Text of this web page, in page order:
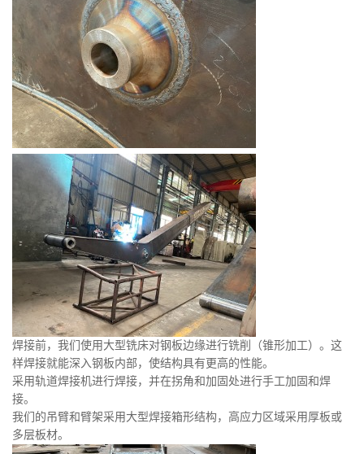
焊接前，我们使用大型铣床对钢板边缘进行铣削（锥形加工）。这
样焊接就能深入钢板内部，使结构具有更高的性能。
采用轨道焊接机进行焊接，并在拐角和加固处进行手工加固和焊
接。
我们的吊臂和臂架采用大型焊接箱形结构，高应力区域采用厚板或
多层板材。